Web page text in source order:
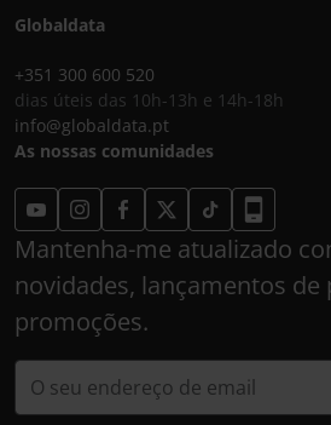
Globaldata
+351 300 600 520
dias úteis das 10h-13h e 14h-18h
info@globaldata.pt
As nossas comunidades
Mantenha-me atualizado
novidades, lançamentos de
promoções.